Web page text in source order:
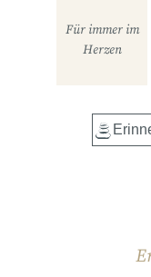
Für immer im
Herzen